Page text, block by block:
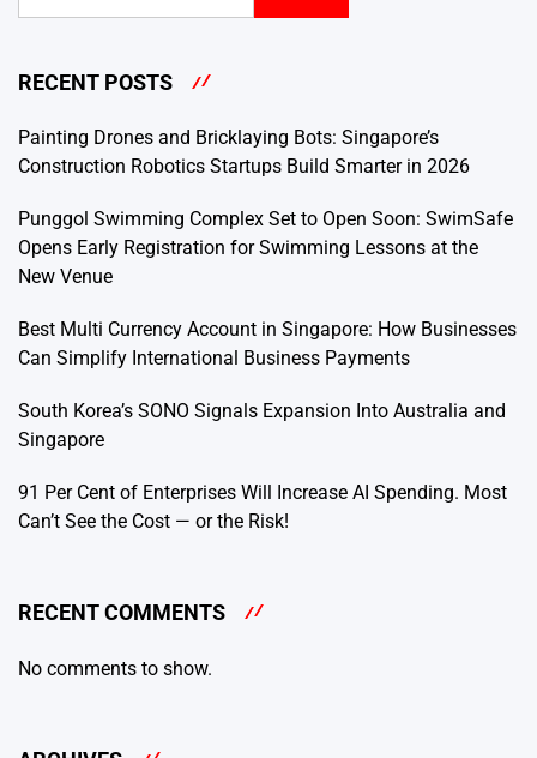
RECENT POSTS
Painting Drones and Bricklaying Bots: Singapore’s
Construction Robotics Startups Build Smarter in 2026
Punggol Swimming Complex Set to Open Soon: SwimSafe
Opens Early Registration for Swimming Lessons at the
New Venue
Best Multi Currency Account in Singapore: How Businesses
Can Simplify International Business Payments
South Korea’s SONO Signals Expansion Into Australia and
Singapore
91 Per Cent of Enterprises Will Increase AI Spending. Most
Can’t See the Cost — or the Risk!
RECENT COMMENTS
No comments to show.